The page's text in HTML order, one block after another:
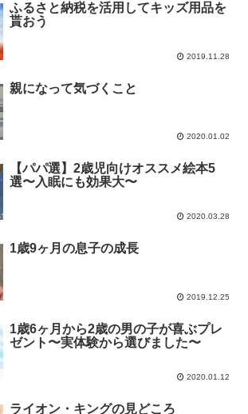
ふるさと納税を活用してキッズ用品を
貰おう
2019.11.28
親になって気づくこと
2020.01.02
【パパ選】2歳児向けオススメ絵本5
選〜入眠にも効果大〜
2020.03.28
1歳9ヶ月の息子の成長
2019.12.25
1歳6ヶ月から2歳の男の子が喜ぶプレ
ゼント〜実体験から選びました〜
2020.01.12
ライオン・キングの見どころ